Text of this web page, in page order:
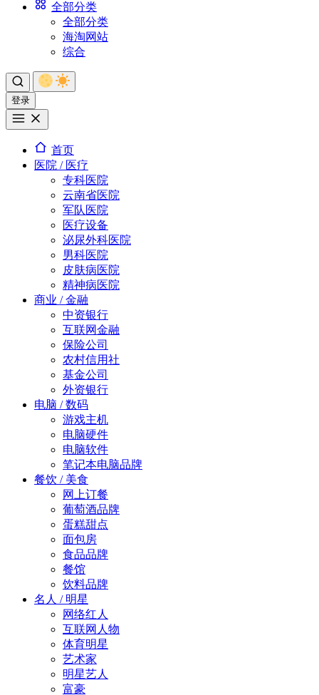
全部分类
全部分类
海淘网站
综合
登录
首页
医院 / 医疗
专科医院
云南省医院
军队医院
医疗设备
泌尿外科医院
男科医院
皮肤病医院
精神病医院
商业 / 金融
中资银行
互联网金融
保险公司
农村信用社
基金公司
外资银行
电脑 / 数码
游戏主机
电脑硬件
电脑软件
笔记本电脑品牌
餐饮 / 美食
网上订餐
葡萄酒品牌
蛋糕甜点
面包房
食品品牌
餐馆
饮料品牌
名人 / 明星
网络红人
互联网人物
体育明星
艺术家
明星艺人
富豪